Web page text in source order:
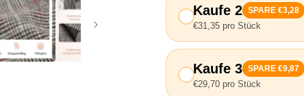
Kaufe 2 SPARE €3,28
€31,35 pro Stück
Kaufe 3 SPARE €9,87
€29,70 pro Stück